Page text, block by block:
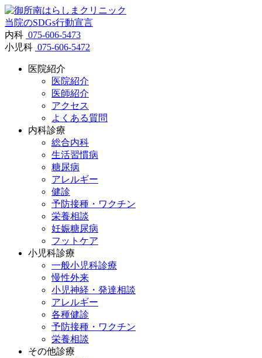
当院のSDGs行動宣言
内科 075-606-5473
小児科 075-606-5472
医院紹介
医院紹介
医師紹介
アクセス
よくある質問
内科診療
総合内科
生活習慣病
糖尿病
アレルギー
健診
予防接種・ワクチン
栄養相談
妊娠糖尿病
フットケア
小児科診療
一般小児科診療
慢性外来
小児神経・発達相談
アレルギー
各種健診
予防接種・ワクチン
栄養相談
その他診療